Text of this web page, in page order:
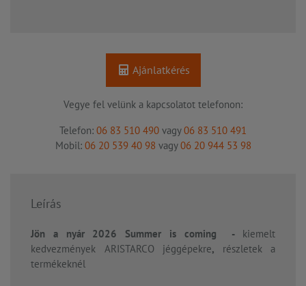
Ajánlatkérés
Vegye fel velünk a kapcsolatot telefonon:
Telefon: 06 83 510 490 vagy06 83 510 491
Mobil: 06 20 539 40 98 vagy06 20 944 53 98
Leírás
Jön a nyár 2026 Summer is coming - kiemelt
kedvezmények ARISTARCO jéggépekre, részletek a
termékeknél